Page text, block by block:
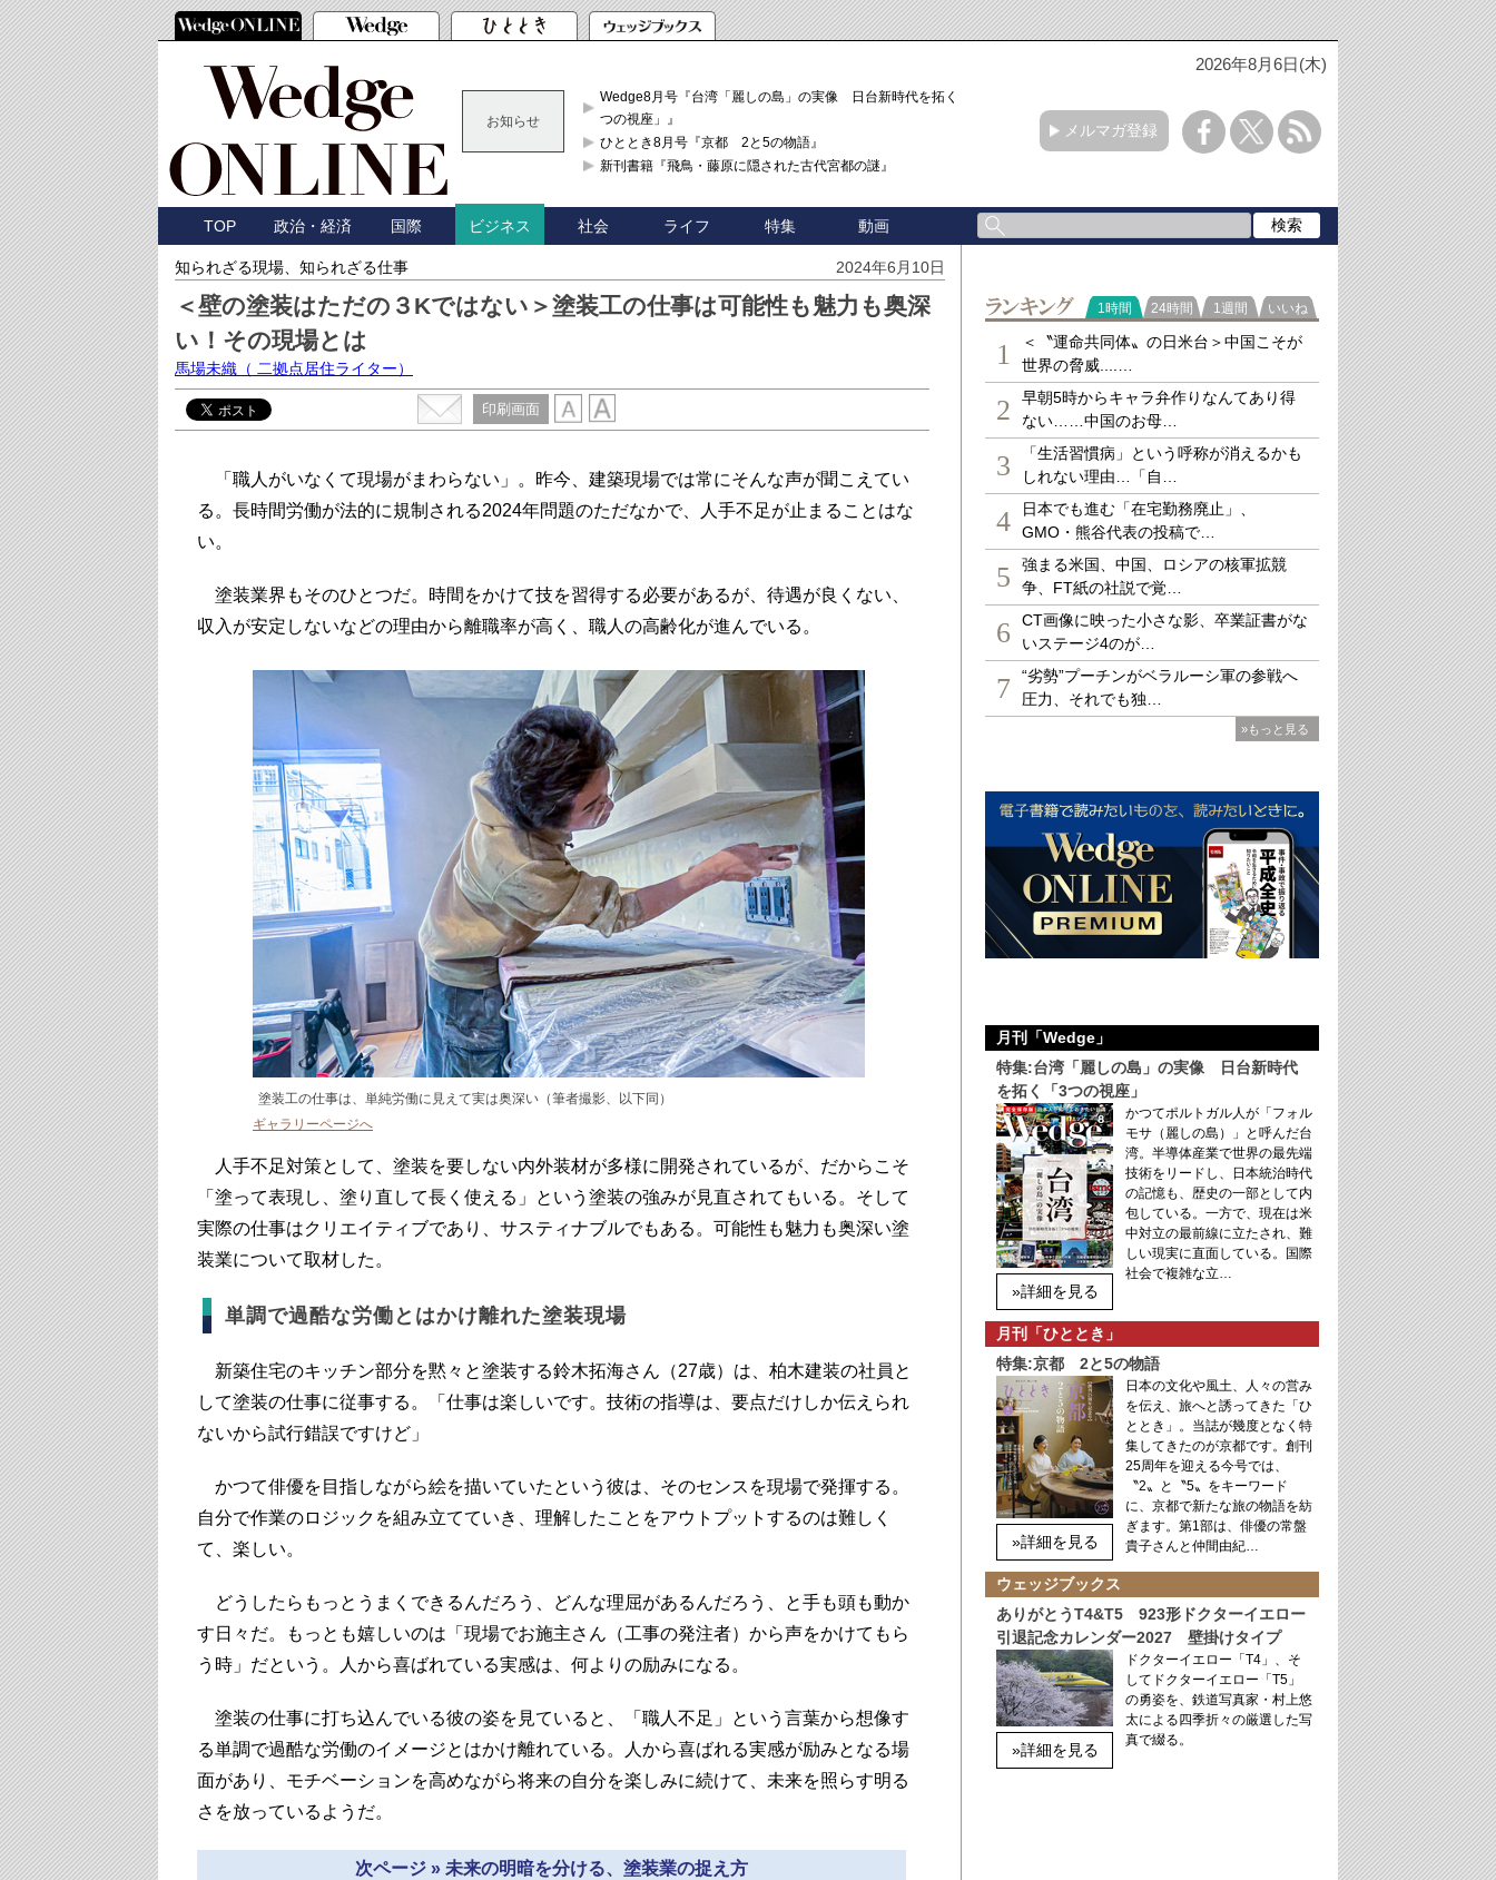
2026年8月6日(木)
お知らせ
Wedge8月号『台湾「麗しの島」の実像 日台新時代を拓く「3
つの視座」』
ひととき8月号『京都 2と5の物語』
新刊書籍『飛鳥・藤原に隠された古代宮都の謎』
メルマガ登録
TOP 政治・経済 国際 ビジネス 社会 ライフ 特集 動画
知られざる現場、知られざる仕事 2024年6月10日
＜壁の塗装はただの３Kではない＞塗装工の仕事は可能性も魅力も奥深
い！その現場とは
馬場未織 （ 二拠点居住ライター）
印刷画面
「職人がいなくて現場がまわらない」。昨今、建築現場では常にそんな声が聞こえてい
る。長時間労働が法的に規制される2024年問題のただなかで、人手不足が止まることはな
い。
塗装業界もそのひとつだ。時間をかけて技を習得する必要があるが、待遇が良くない、
収入が安定しないなどの理由から離職率が高く、職人の高齢化が進んでいる。
塗装工の仕事は、単純労働に見えて実は奥深い（筆者撮影、以下同）
ギャラリーページへ
人手不足対策として、塗装を要しない内外装材が多様に開発されているが、だからこそ
「塗って表現し、塗り直して長く使える」という塗装の強みが見直されてもいる。そして
実際の仕事はクリエイティブであり、サスティナブルでもある。可能性も魅力も奥深い塗
装業について取材した。
単調で過酷な労働とはかけ離れた塗装現場
新築住宅のキッチン部分を黙々と塗装する鈴木拓海さん（27歳）は、柏木建装の社員と
して塗装の仕事に従事する。「仕事は楽しいです。技術の指導は、要点だけしか伝えられ
ないから試行錯誤ですけど」
かつて俳優を目指しながら絵を描いていたという彼は、そのセンスを現場で発揮する。
自分で作業のロジックを組み立てていき、理解したことをアウトプットするのは難しく
て、楽しい。
どうしたらもっとうまくできるんだろう、どんな理屈があるんだろう、と手も頭も動か
す日々だ。もっとも嬉しいのは「現場でお施主さん（工事の発注者）から声をかけてもら
う時」だという。人から喜ばれている実感は、何よりの励みになる。
塗装の仕事に打ち込んでいる彼の姿を見ていると、「職人不足」という言葉から想像す
る単調で過酷な労働のイメージとはかけ離れている。人から喜ばれる実感が励みとなる場
面があり、モチベーションを高めながら将来の自分を楽しみに続けて、未来を照らす明る
さを放っているようだ。
次ページ » 未来の明暗を分ける、塗装業の捉え方
ランキング
1時間 24時間 1週間 いいね
1
＜〝運命共同体〟の日米台＞中国こそが
世界の脅威....…
2
早朝5時からキャラ弁作りなんてあり得
ない……中国のお母…
3
「生活習慣病」という呼称が消えるかも
しれない理由…「自…
4
日本でも進む「在宅勤務廃止」、
GMO・熊谷代表の投稿で…
5
強まる米国、中国、ロシアの核軍拡競
争、FT紙の社説で覚…
6
CT画像に映った小さな影、卒業証書がな
いステージ4のが…
7
“劣勢”プーチンがベラルーシ軍の参戦へ
圧力、それでも独…
»もっと見る
月刊「Wedge」
特集:台湾「麗しの島」の実像 日台新時代
を拓く「3つの視座」
»詳細を見る
かつてポルトガル人が「フォル
モサ（麗しの島）」と呼んだ台
湾。半導体産業で世界の最先端
技術をリードし、日本統治時代
の記憶も、歴史の一部として内
包している。一方で、現在は米
中対立の最前線に立たされ、難
しい現実に直面している。国際
社会で複雑な立…
月刊「ひととき」
特集:京都 2と5の物語
»詳細を見る
日本の文化や風土、人々の営み
を伝え、旅へと誘ってきた「ひ
ととき」。当誌が幾度となく特
集してきたのが京都です。創刊
25周年を迎える今号では、
〝2〟と〝5〟をキーワード
に、京都で新たな旅の物語を紡
ぎます。第1部は、俳優の常盤
貴子さんと仲間由紀…
ウェッジブックス
ありがとうT4&T5 923形ドクターイエロー
引退記念カレンダー2027 壁掛けタイプ
»詳細を見る
ドクターイエロー「T4」、そ
してドクターイエロー「T5」
の勇姿を、鉄道写真家・村上悠
太による四季折々の厳選した写
真で綴る。